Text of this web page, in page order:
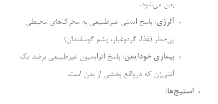
بدن می‌شود.
آلرژی: پاسخ ایمنی غیرطبیعی به محرک‌های محیطی
بی‌خطر (غذا، گردوغبار، پشم گوسفندان)
بیماری خودایمن: پاسخ اتوایمیون غیرطبیعی برضد یک
آنتی‌‌ژن که درواقع بخشی از بدن است.
استیج‌ها: